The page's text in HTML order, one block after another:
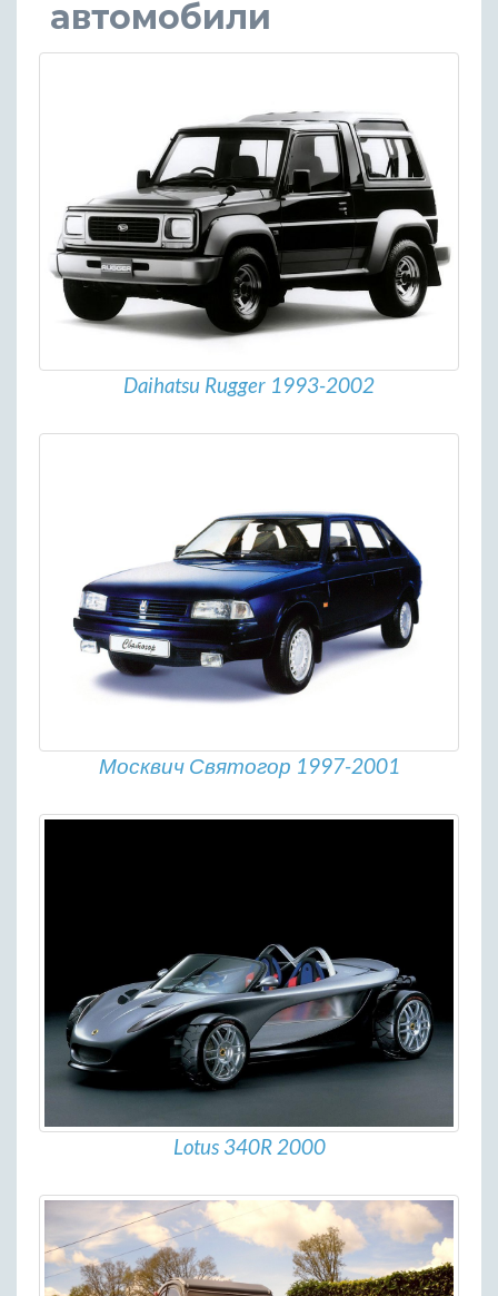
автомобили
Daihatsu Rugger 1993-2002
Москвич Святогор 1997-2001
Lotus 340R 2000